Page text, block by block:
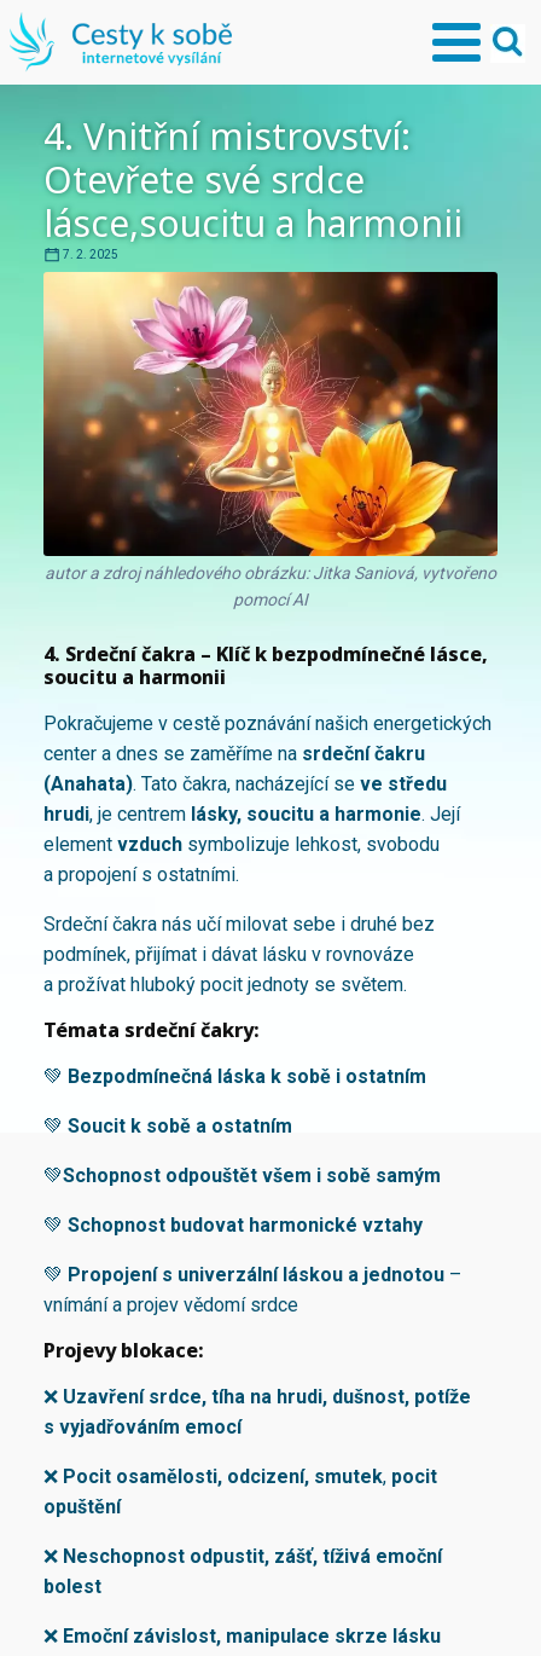
4. Vnitřní mistrovství:
Otevřete své srdce
lásce,soucitu a harmonii
7. 2. 2025
autor a zdroj náhledového obrázku: Jitka Saniová, vytvořeno
pomocí AI
4. Srdeční čakra – Klíč k bezpodmínečné lásce,
soucitu a harmonii
Pokračujeme v cestě poznávání našich energetických
center a dnes se zaměříme na srdeční čakru
(Anahata). Tato čakra, nacházející se ve středu
hrudi, je centrem lásky, soucitu a harmonie. Její
element vzduch symbolizuje lehkost, svobodu
a propojení s ostatními.
Srdeční čakra nás učí milovat sebe i druhé bez
podmínek, přijímat i dávat lásku v rovnováze
a prožívat hluboký pocit jednoty se světem.
Témata srdeční čakry:
💚 Bezpodmínečná láska k sobě i ostatním
💚 Soucit k sobě a ostatním
💚Schopnost odpouštět všem i sobě samým
💚 Schopnost budovat harmonické vztahy
💚 Propojení s univerzální láskou a jednotou –
vnímání a projev vědomí srdce
Projevy blokace:
❌ Uzavření srdce, tíha na hrudi, dušnost, potíže
s vyjadřováním emocí
❌ Pocit osamělosti, odcizení, smutek, pocit
opuštění
❌ Neschopnost odpustit, zášť, tíživá emoční
bolest
❌ Emoční závislost, manipulace skrze lásku